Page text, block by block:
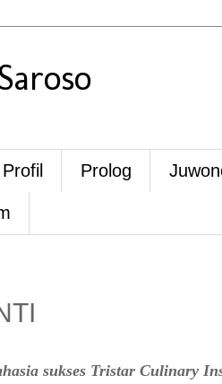
Profil Prolog
sukses Tristar Culinary